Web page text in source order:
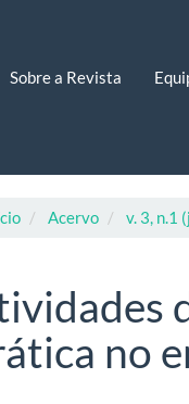
Sobre a Revista
Acervo v. 3, n.1
no